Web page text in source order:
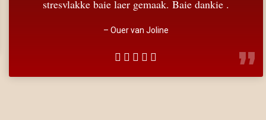
stresvlakke baie laer gemaak. Baie dankie .
–Ouer van Joline
”